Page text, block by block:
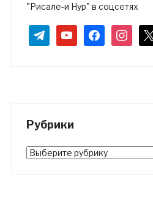
"Рисале-и Нур" в соцсетях
telegramyoutubefacebookinstagram
Рубрики
Рубрики